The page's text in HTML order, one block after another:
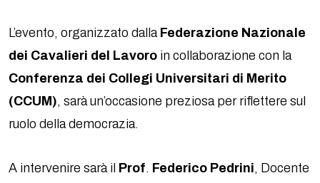
L’evento, organizzato dalla Federazione Nazionale
dei Cavalieri del Lavoro in collaborazione con la
Conferenza dei Collegi Universitari di Merito
(CCUM), sarà un’occasione preziosa per riflettere sul
ruolo della democrazia.
A intervenire sarà il Prof. Federico Pedrini, Docente